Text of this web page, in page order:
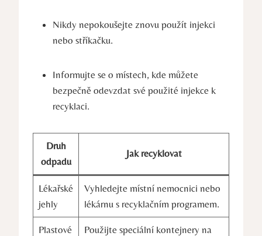
Nikdy nepokoušejte znovu použít injekci
nebo stříkačku.
Informujte se o místech, kde můžete
bezpečně odevzdat své použité injekce k
recyklaci.
Druh
odpadu
Jak recyklovat
Lékařské
jehly
Vyhledejte místní nemocnici nebo
lékárnu s recyklačním programem.
Plastové
Použijte speciální kontejnery na